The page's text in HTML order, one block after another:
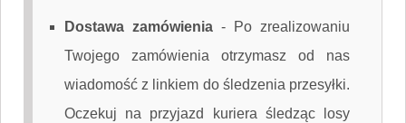
Dostawa zamówienia -
Po zrealizowaniu
Twojego zamówienia otrzymasz od nas
wiadomość z linkiem do śledzenia przesyłki.
Oczekuj na przyjazd kuriera śledząc losy